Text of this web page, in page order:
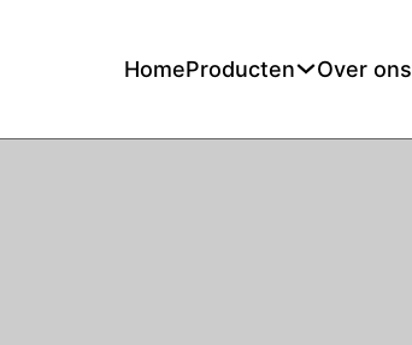
HomeProducten Over ons